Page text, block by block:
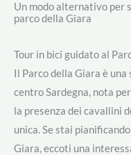
Un modo alternativo per
parco della Giara
Tour in bici guidato al
Il Parco della Giara è
centro Sardegna, nota
la presenza dei cavallini
unica. Se stai
Giara, eccoti una